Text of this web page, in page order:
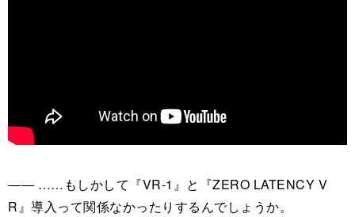
―― ……もしかして『VR-1』と『ZERO LATENCY V
R』導入って関係なかったりするんでしょうか。